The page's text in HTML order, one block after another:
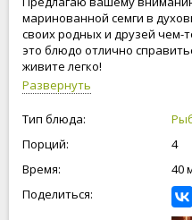
маринованной семги в
своих родных и друзей чем-
это блюдо отлично
живите легко!
Развернуть
Тип блюда:
Порций:
4
Время:
40
Поделиться: